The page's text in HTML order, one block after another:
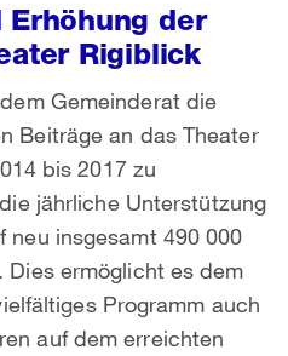
Erhöhung der
Rigiblick
Gemeinderat die
Beiträge an das Theater
bis 2017 zu
jährliche Unterstützung
neu insgesamt 490 000
Dies ermöglicht es dem
Programm auch
auf dem erreichten